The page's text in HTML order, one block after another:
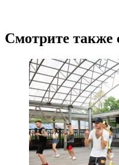
Смотрите также